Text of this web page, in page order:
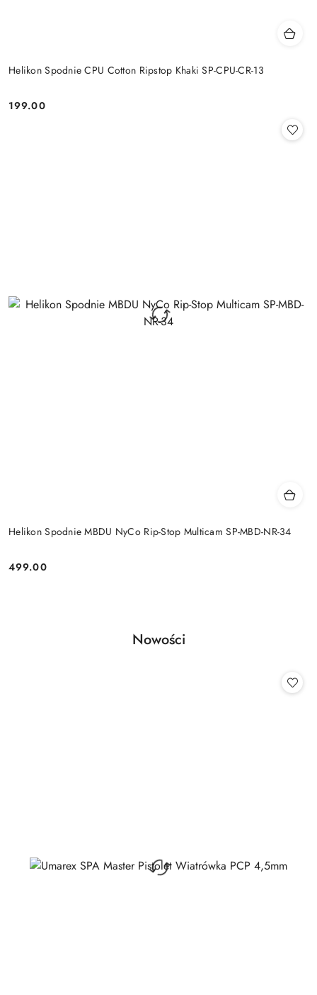
Helikon Spodnie CPU Cotton Ripstop Khaki SP-CPU-CR-13
Cena:
199.00
Helikon Spodnie MBDU NyCo Rip-Stop Multicam SP-MBD-NR-34
Cena:
499.00
Pomiń karuzelę produktów
Produkty
Nowości